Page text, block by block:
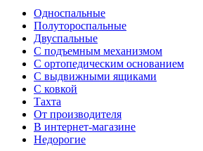
Односпальные
Полутороспальные
Двуспальные
С подъемным механизмом
С ортопедическим основанием
С выдвижными ящиками
С ковкой
Тахта
От производителя
В интернет-магазине
Недорогие